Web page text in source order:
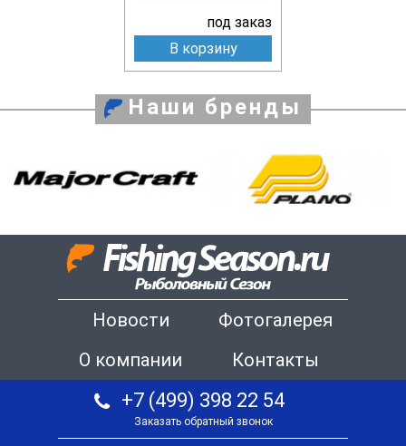
под заказ
В корзину
Наши бренды
Новости
Фотогалерея
О компании
Контакты
+7 (499) 398 22 54
Заказать обратный звонок